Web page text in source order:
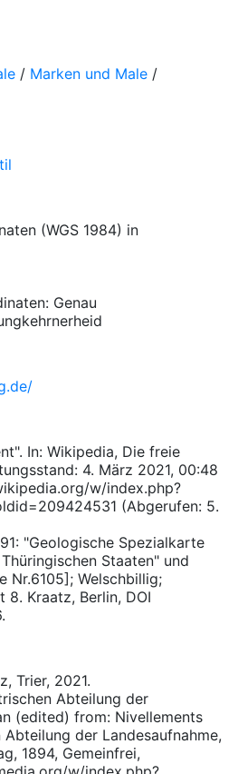
/ Marken und Male /
(WGS 1984) in
Genau
In: Wikipedia, Die freie
4. März 2021, 00:48
w/index.php?
(Abgerufen: 5.
"Geologische Spezialkarte
Staaten" und
Nr.6105]; Welschbillig;
8. Kraatz, Berlin, DOI
Trier, 2021.
Abteilung der
(edited) from: Nivellements
der Landesaufnahme,
1894, Gemeinfrei,